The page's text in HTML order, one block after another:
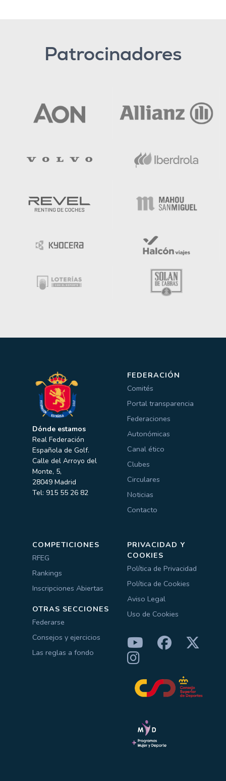
Patrocinadores
Dónde estamos
Real Federación
Española de Golf.
Calle del Arroyo del
Monte, 5,
28049 Madrid
Tel: 915 55 26 82
FEDERACIÓN
Comités
Portal transparencia
Federaciones
Autonómicas
Canal ético
Clubes
Circulares
Noticias
Contacto
COMPETICIONES
RFEG
Rankings
Inscripciones Abiertas
OTRAS SECCIONES
Federarse
Consejos y ejercicios
Las reglas a fondo
PRIVACIDAD Y
COOKIES
Política de Privacidad
Política de Cookies
Aviso Legal
Uso de Cookies